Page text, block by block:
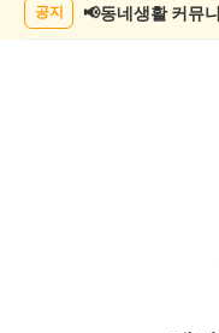
록
공지 📢동네생활 커뮤